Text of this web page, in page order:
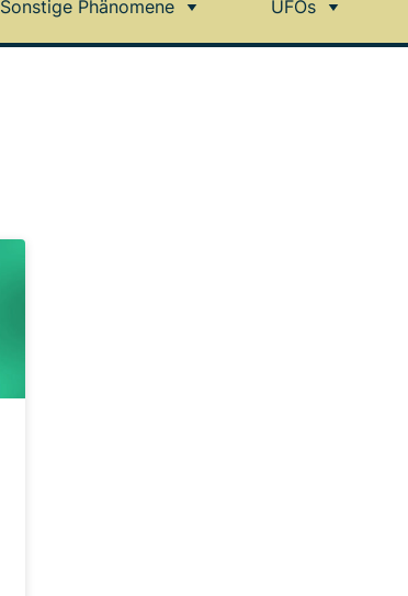
Sonstige Phänomene UFOs